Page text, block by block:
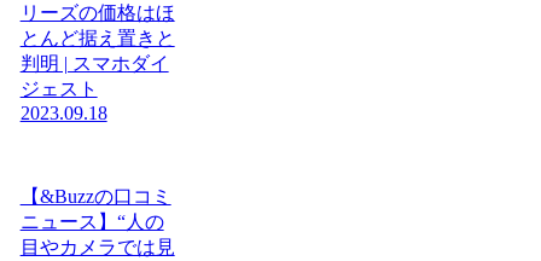
リーズの価格はほ
とんど据え置きと
判明 | スマホダイ
ジェスト
2023.09.18
【&Buzzの口コミ
ニュース】“人の
目やカメラでは見